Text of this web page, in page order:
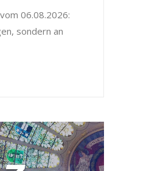
06.08.2026:
sondern an